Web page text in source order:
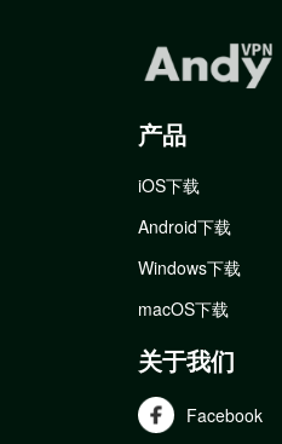
产品
iOS下载
Android下载
Windows下载
macOS下载
关于我们
Facebook